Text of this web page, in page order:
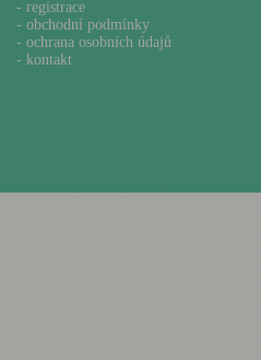
- registrace
- obchodní podmínky
- ochrana osobních údajů
- kontakt